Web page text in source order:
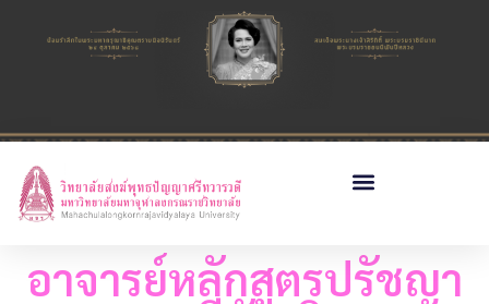
อาจารย์หลักสูตรปรัชญา